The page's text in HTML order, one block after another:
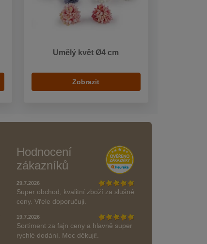
Umělý květ Ø4 cm
Zobrazit
Hodnocení
zákazníků
29.7.2026
Super obchod, kvalitní zboží za slušné
ceny. Vřele doporučuji.
19.7.2026
Sortiment za fajn ceny a hlavně super
rychlé dodání. Moc děkuji!.